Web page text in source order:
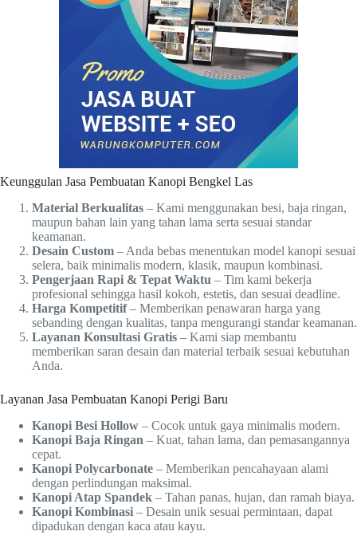
Keunggulan Jasa Pembuatan Kanopi Bengkel Las
Material Berkualitas – Kami menggunakan besi, baja ringan,
maupun bahan lain yang tahan lama serta sesuai standar
keamanan.
Desain Custom – Anda bebas menentukan model kanopi sesuai
selera, baik minimalis modern, klasik, maupun kombinasi.
Pengerjaan Rapi & Tepat Waktu – Tim kami bekerja
profesional sehingga hasil kokoh, estetis, dan sesuai deadline.
Harga Kompetitif– Memberikan penawaran harga yang
sebanding dengan kualitas, tanpa mengurangi standar keamanan.
Layanan Konsultasi Gratis – Kami siap membantu
memberikan saran desain dan material terbaik sesuai kebutuhan
Anda.
Layanan Jasa Pembuatan Kanopi Perigi Baru
Kanopi Besi Hollow – Cocok untuk gaya minimalis modern.
Kanopi Baja Ringan – Kuat, tahan lama, dan pemasangannya
cepat.
Kanopi Polycarbonate – Memberikan pencahayaan alami
dengan perlindungan maksimal.
Kanopi Atap Spandek – Tahan panas, hujan, dan ramah biaya.
Kanopi Kombinasi – Desain unik sesuai permintaan, dapat
dipadukan dengan kaca atau kayu.